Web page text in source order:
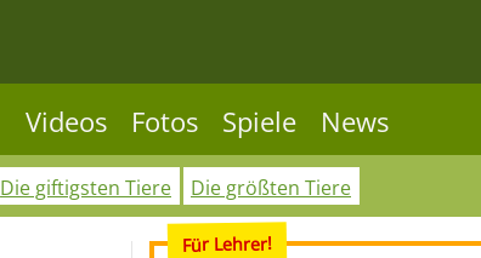
Videos Fotos Spiele News
Die giftigsten Tiere Die größten Tiere
Für Lehrer!